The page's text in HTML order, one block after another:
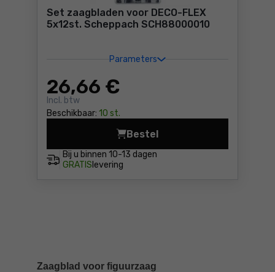
Set zaagbladen voor DECO-FLEX
5x12st. Scheppach SCH88000010
Parameters
26,66 €
Incl. btw
Beschikbaar: 10 st.
Bij u binnen 10-13 dagen
GRATIS levering
Bestel
Set zaagbladen voor
Zaagblad voor figuurzaag